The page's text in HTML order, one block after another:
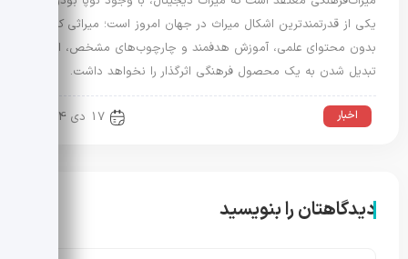
یکی از قدرتمندترین اشکال میراث در جهان امروز است؛ میراثی که
بدون محتوای علمی، آموزش هدفمند و چارچوب‌های مشخص، امکان
تبدیل شدن به یک محصول فرهنگی اثرگذار را نخواهد داشت.
اخبار 17 دی 1404
دیدگاهتان را بنویسید